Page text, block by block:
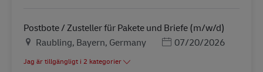
Postbote / Zusteller für Pakete und Briefe (m/w/d)
PlatsRaubling, Bayern, Germany Posted Date
07/20/2026
Jag är tillgängligt i 2 kategorier